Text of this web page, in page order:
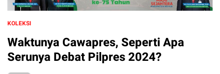
KOLEKSI
Waktunya Cawapres, Seperti Apa
Serunya Debat Pilpres 2024?